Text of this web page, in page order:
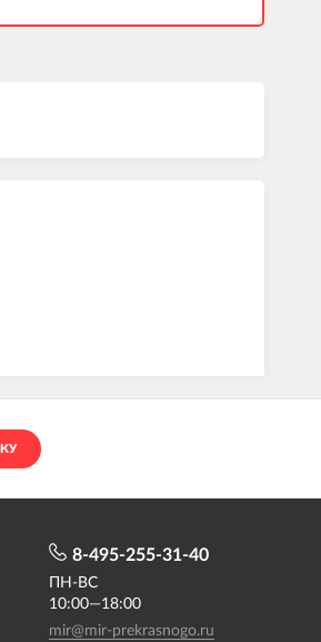
8-495-255-31-40
ПН-ВС
10:00—18:00
mir@mir-prekrasnogo.ru